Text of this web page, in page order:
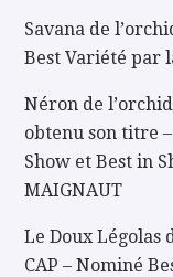
Savana de
Best Variété par
Néron de
obtenu son titre
Show et Best in
MAIGNAUT
Le Doux Légolas
CAP – Nominé